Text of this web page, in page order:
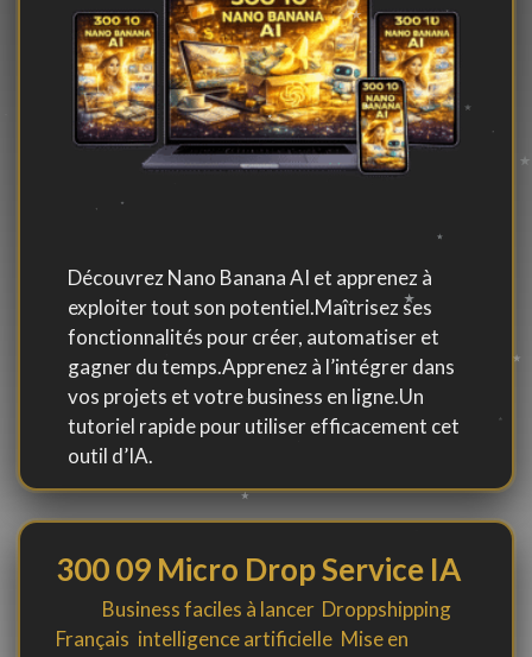
Découvrez Nano Banana AI et apprenez à
exploiter tout son potentiel.Maîtrisez ses
fonctionnalités pour créer, automatiser et
gagner du temps.Apprenez à l’intégrer dans
vos projets et votre business en ligne.Un
tutoriel rapide pour utiliser efficacement cet
outil d’IA.
300 09 Micro Drop Service IA
Business faciles à lancer, Droppshipping
Français intelligence artificielle Mise en